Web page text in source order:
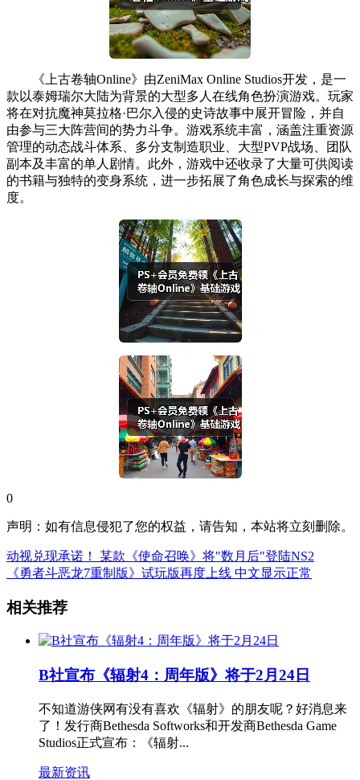
《上古卷轴Online》由ZeniMax Online Studios开发，是一
款以泰姆瑞尔大陆为背景的大型多人在线角色扮演游戏。玩家
将在对抗魔神莫拉格·巴尔入侵的史诗故事中展开冒险，并自
由参与三大阵营间的势力斗争。游戏系统丰富，涵盖注重资源
管理的动态战斗体系、多分支制造职业、大型PVP战场、团队
副本及丰富的单人剧情。此外，游戏中还收录了大量可供阅读
的书籍与独特的变身系统，进一步拓展了角色成长与探索的维
度。
0
声明：如有信息侵犯了您的权益，请告知，本站将立刻删除。
动视兑现承诺！ 某款《使命召唤》将"数月后"登陆NS2
《勇者斗恶龙7重制版》试玩版再度上线 中文显示正常
相关推荐
B社宣布《辐射4：周年版》将于2月24日
不知道游侠网有没有喜欢《辐射》的朋友呢？好消息来
了！发行商Bethesda Softworks和开发商Bethesda Game
Studios正式宣布：《辐射...
最新资讯